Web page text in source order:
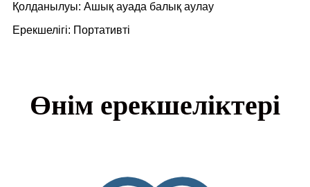
Қолданылуы: Ашық ауада балық аулау
Ерекшелігі: Портативті
Өнім ерекшеліктері